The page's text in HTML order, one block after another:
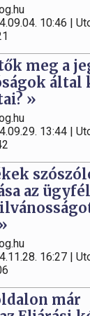
10:46 |
meg a
által
»
13:44 |
az
16:27 |
már